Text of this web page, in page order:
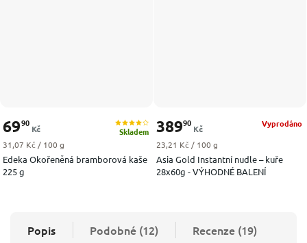
Edeka Okořeněná bramborová kaše
225 g
Skladem
6990
Kč
Měrná cena:
31,07 Kč / 100 g
Asia Gold Instantní nudle – kuře
28x60g - VÝHODNÉ BALENÍ
Vyprodáno
38990
Kč
Měrná cena:
23,21 Kč / 100 g
Popis Podobné (12) Recenze (19)